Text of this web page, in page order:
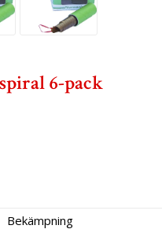
6-pack
Bekämpning